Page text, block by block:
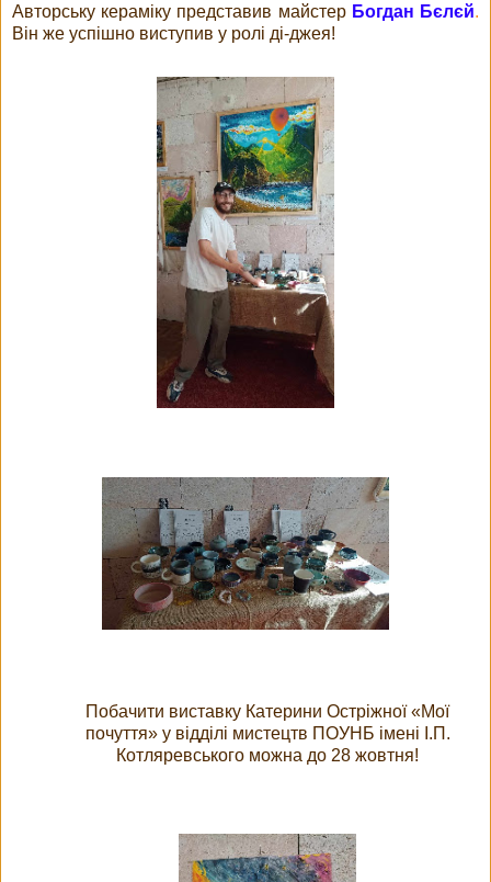
Авторську кераміку представив майстер Богдан Бєлєй.
Він же успішно виступив у ролі ді-джея!
Побачити виставку Катерини Остріжної «Мої
почуття» у відділі мистецтв ПОУНБ імені І.П.
Котляревського можна до 28 жовтня!